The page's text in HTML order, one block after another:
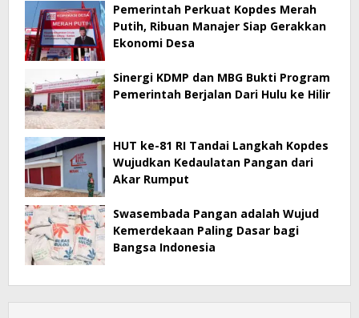
Pemerintah Perkuat Kopdes Merah
Putih, Ribuan Manajer Siap Gerakkan
Ekonomi Desa
Sinergi KDMP dan MBG Bukti Program
Pemerintah Berjalan Dari Hulu ke Hilir
HUT ke-81 RI Tandai Langkah Kopdes
Wujudkan Kedaulatan Pangan dari
Akar Rumput
Swasembada Pangan adalah Wujud
Kemerdekaan Paling Dasar bagi
Bangsa Indonesia